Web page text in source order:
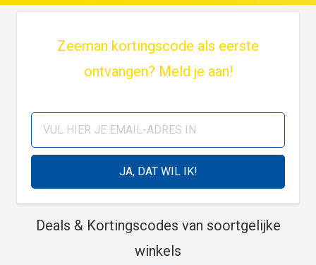
Zeeman kortingscode als eerste
ontvangen? Meld je aan!
Deals & Kortingscodes van soortgelijke
winkels